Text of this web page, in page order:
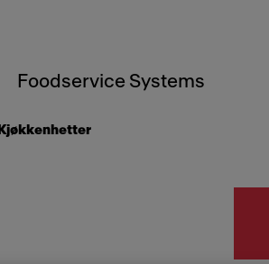
Foodservice Systems
Kjøkkenhetter